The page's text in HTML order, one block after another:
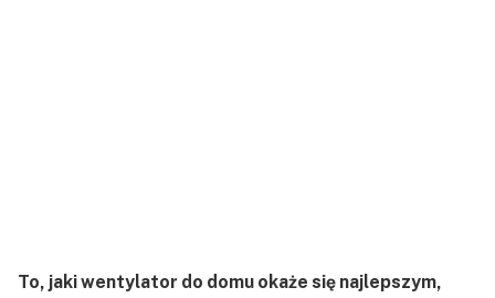
To, jaki wentylator do domu okaże się najlepszym,